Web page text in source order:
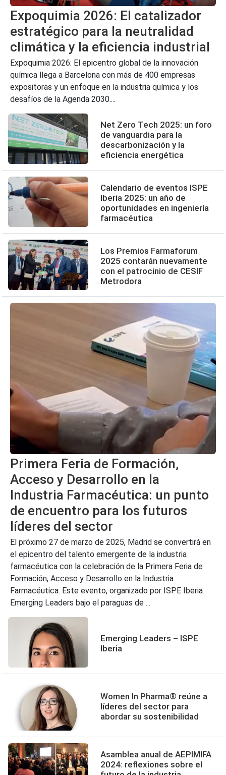
Expoquimia 2026: El catalizador
estratégico para la neutralidad
climática y la eficiencia industrial
Expoquimia 2026: El epicentro global de la innovación
química llega a Barcelona con más de 400 empresas
expositoras y un enfoque en la industria química y los
desafíos de la Agenda 2030....
Net Zero Tech 2025: un foro
de vanguardia para la
descarbonización y la
eficiencia energética
Calendario de eventos ISPE
Iberia 2025: un año de
oportunidades en ingeniería
farmacéutica
Los Premios Farmaforum
2025 contarán nuevamente
con el patrocinio de CESIF
Metrodora
Primera Feria de Formación,
Acceso y Desarrollo en la
Industria Farmacéutica: un punto
de encuentro para los futuros
líderes del sector
El próximo 27 de marzo de 2025, Madrid se convertirá en
el epicentro del talento emergente de la industria
farmacéutica con la celebración de la Primera Feria de
Formación, Acceso y Desarrollo en la Industria
Farmacéutica. Este evento, organizado por ISPE Iberia
Emerging Leaders bajo el paraguas de ...
Emerging Leaders – ISPE
Iberia
Women In Pharma® reúne a
líderes del sector para
abordar su sostenibilidad
Asamblea anual de AEPIMIFA
2024: reflexiones sobre el